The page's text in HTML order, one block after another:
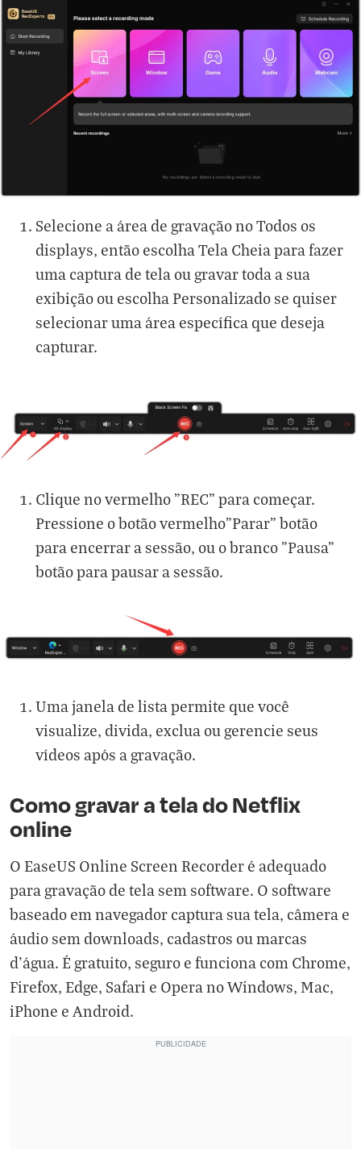
Selecione a área de gravação no Todos os
displays, então escolha Tela Cheia para fazer
uma captura de tela ou gravar toda a sua
exibição ou escolha Personalizado se quiser
selecionar uma área específica que deseja
capturar.
Clique no vermelho "REC" para começar.
Pressione o botão vermelho"Parar" botão
para encerrar a sessão, ou o branco "Pausa"
botão para pausar a sessão.
Uma janela de lista permite que você
visualize, divida, exclua ou gerencie seus
vídeos após a gravação.
Como gravar a tela do Netflix
online
O EaseUS Online Screen Recorder é adequado
para gravação de tela sem software. O software
baseado em navegador captura sua tela, câmera e
áudio sem downloads, cadastros ou marcas
d'água. É gratuito, seguro e funciona com Chrome,
Firefox, Edge, Safari e Opera no Windows, Mac,
iPhone e Android.